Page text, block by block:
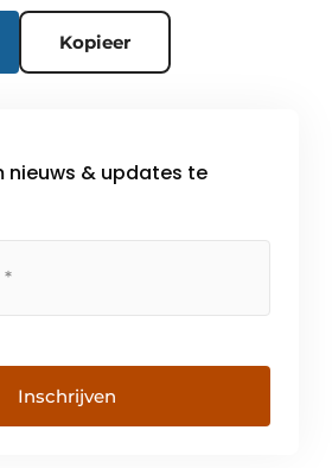
Kopieer
nieuws & updates te
Inschrijven